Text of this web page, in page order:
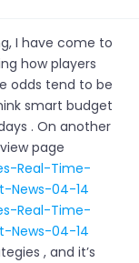
I have come to
how players
odds tend to be
smart budget
. On another
page
Real-Time-
News-04-14
Real-Time-
News-04-14
, and it’s